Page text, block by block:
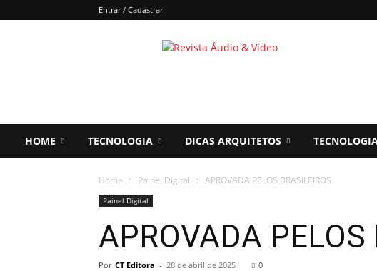
Entrar / Cadastrar
HOME TECNOLOGIA DICAS ARQUITETOS
Home Painel Digital APROVADA PELOS BRASILEIROS
Painel Digital
APROVADA PELOS
Por CT Editora - 28 de abril de 2025 0